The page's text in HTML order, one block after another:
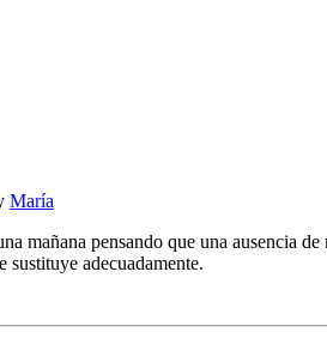
María
mañana pensando que una ausencia
sustituye adecuadamente.